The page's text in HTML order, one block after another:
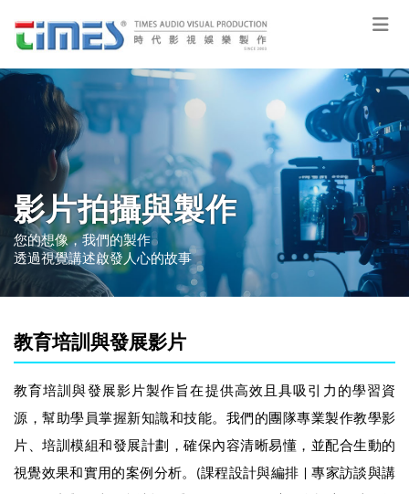
影片拍攝與製作
您的想像，我們的製作
透過視覺講述啟發人心的故事
教育培訓與發展影片
教育培訓與發展影片製作旨在提供高效且具吸引力的學習資
源，幫助學員掌握新知識和技能。我們的團隊專業製作教學影
片、培訓模組和發展計劃，確保內容清晰易懂，並配合生動的
視覺效果和實用的案例分析。(課程設計與編排 | 專家訪談與講